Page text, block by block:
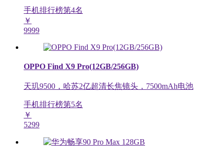
手机排行榜第4名
￥
9999
OPPO Find X9 Pro(12GB/256GB)
天玑9500，哈苏2亿超清长焦镜头，7500mAh电池
手机排行榜第5名
￥
5299